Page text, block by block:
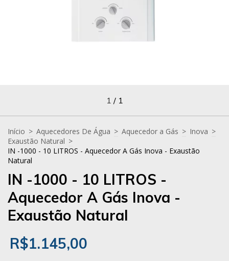
1 / 1
Início > Aquecedores De Água > Aquecedor a Gás > Inova >
Exaustão Natural >
IN -1000 - 10 LITROS - Aquecedor A Gás Inova - Exaustão
Natural
IN -1000 - 10 LITROS -
Aquecedor A Gás Inova -
Exaustão Natural
R$1.145,00